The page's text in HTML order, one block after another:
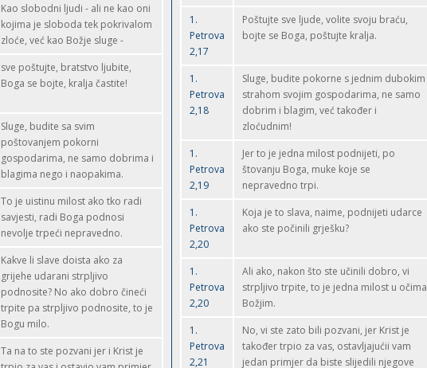
Kao slobodni ljudi - ali ne kao oni
kojima je sloboda tek pokrivalom
zloće, već kao Božje sluge -
sve poštujte, bratstvo ljubite,
Boga se bojte, kralja častite!
Sluge, budite sa svim
poštovanjem pokorni
gospodarima, ne samo dobrima i
blagima nego i naopakima.
To je uistinu milost ako tko radi
savjesti, radi Boga podnosi
nevolje trpeći nepravedno.
Kakve li slave doista ako za
grijehe udarani strpljivo
podnosite? No ako dobro čineći
trpite pa strpljivo podnosite, to je
Bogu milo.
Ta na to ste pozvani jer i Krist je
1.
Petrova
2,17
Poštujte sve ljude, volite svoju braću,
bojte se Boga, poštujte kralja.
1.
Petrova
2,18
Sluge, budite pokorne s jednim dubokim
strahom svojim gospodarima, ne samo
dobrim i blagim, već također i
zloćudnim!
1.
Petrova
2,19
Jer to je jedna milost podnijeti, po
štovanju Boga, muke koje se
nepravedno trpi.
1.
Petrova
2,20
Koja je to slava, naime, podnijeti udarce
ako ste počinili grješku?
1.
Petrova
2,20
Ali ako, nakon što ste učinili dobro, vi
strpljivo trpite, to je jedna milost u očima
Božjim.
1.
Petrova
2,21
No, vi ste zato bili pozvani, jer Krist je
također trpio za vas, ostavljajućii vam
jedan primjer da biste slijedili njegove